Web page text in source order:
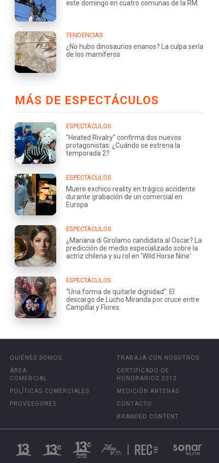
este domingo en cuatro comunas de la RM
TENDENCIAS
¿No hubo dinosaurios enanos? La culpa sería
de los mamíferos
MÁS DE ESPECTÁCULOS
ESPECTÁCULOS
"Heated Rivalry" confirma dos nuevos
protagonistas: ¿Cuándo se estrena la
temporada 2?
ESPECTÁCULOS
Muere exchico reality en trágico accidente
durante grabación de un comercial en
Europa
ESPECTÁCULOS
¿Mariana di Girolamo candidata al Oscar? La
predicción de medio especializado sobre la
actriz chilena y su rol en 'Wild Horse Nine'
ESPECTÁCULOS
“Una forma de quitarle dignidad”: El
descargo de Lucho Miranda por cruce entre
Campillai y Flores
QUIÉNES SOMOS
ÁREA
COMERCIAL
POLÍTICAS COMERCIALES
PROVEEDORES
TRABAJA CON NOSOTROS
CERTIFICADO DE
HONORARIOS 2012
MEDICIÓN ANTENAS
CONTACTO
BRANDED CONTENT